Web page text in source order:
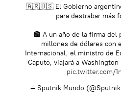
🇦🇷🇺🇸 El Gobierno
para destrabar más
🏦 A un año de la firma del
millones de dólares con
Internacional, el ministro de
Caputo, viajará a
pic.twitter.com/
— Sputnik Mundo